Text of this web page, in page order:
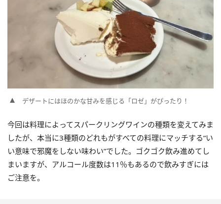
デザートにはほのかな甘みを感じる「ロゼ」がぴったり！
今回は料理によってスパークリングワインの種類を変えてみま
したが、本当に3種類のどれもがすべての料理にマッチする“い
い意味で邪魔をしない味わい”でした。ゴクゴク飲み進めてし
まいますが、アルコール度数は11％もあるので飲みすぎには
ご注意を。